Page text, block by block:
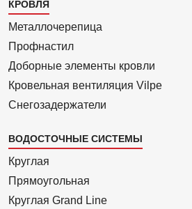
Каталог
1
КРОВЛЯ
Металлочерепица
Профнастил
Доборные элементы кровли
Кровельная вентиляция Vilpe
Снегозадержатели
ВОДОСТОЧНЫЕ СИСТЕМЫ
Круглая
Прямоуголь­ная
Круглая Grand Line